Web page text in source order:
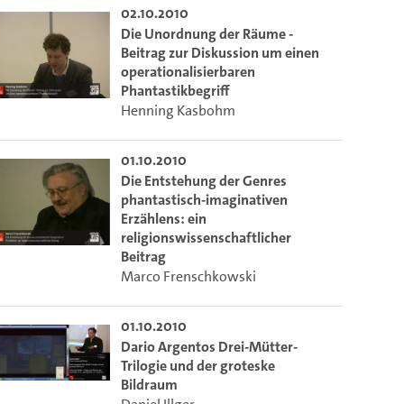
Link auf den Ausschnitt des Videos.
Lecture2Go-Videoplayer einzubetten.
02.10.2010
Die Unordnung der Räume -
Beitrag zur Diskussion um einen
operationalisierbaren
Phantastikbegriff
Henning Kasbohm
01.10.2010
Die Entstehung der Genres
phantastisch-imaginativen
Erzählens: ein
religionswissenschaftlicher
Beitrag
Marco Frenschkowski
01.10.2010
Dario Argentos Drei-Mütter-
Trilogie und der groteske
Bildraum